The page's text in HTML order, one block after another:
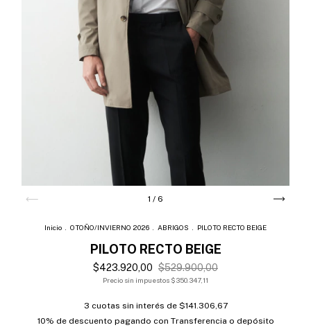
1 / 6
Inicio OTOÑO/INVIERNO 2026 ABRIGOS PILOTO RECTO BEIGE
PILOTO RECTO BEIGE
$423.920,00 $529.900,00
Precio sin impuestos $350.347,11
3 cuotas sin interés de $141.306,67
10% de descuento pagando con Transferencia o depósito